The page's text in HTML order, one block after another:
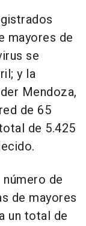
mayores de
se
y la
Mendoza,
de 65
de 5.425
de
de mayores
un total de